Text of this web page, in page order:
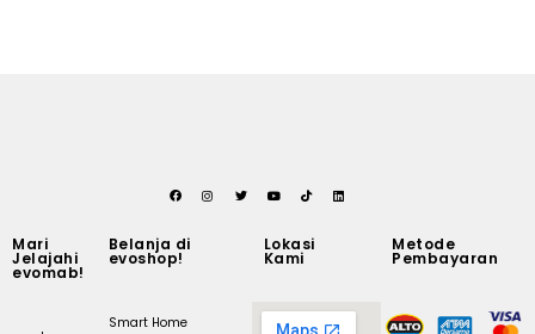
Mari
Jelajahi
evomab!
Belanja di
evoshop!
Smart Home
Lokasi
Kami
Metode
Pembayaran